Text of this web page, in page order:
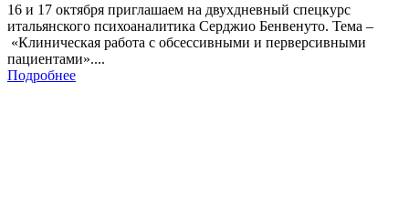
16 и 17 октября приглашаем на двухдневный спецкурс
итальянского психоаналитика Серджио Бенвенуто. Тема –
«Клиническая работа с обсессивными и перверсивными
пациентами»....
Подробнее